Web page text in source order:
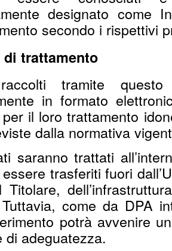
designato come
secondo i rispettivi
di trattamento
tramite
in formato
il loro trattamento
dalla normativa
saranno trattati
trasferiti fuori
Titolare,
come da DPA
potrà avvenire
di adeguatezza.